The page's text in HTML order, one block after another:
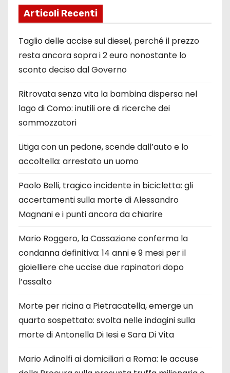
Articoli Recenti
Taglio delle accise sul diesel, perché il prezzo
resta ancora sopra i 2 euro nonostante lo
sconto deciso dal Governo
Ritrovata senza vita la bambina dispersa nel
lago di Como: inutili ore di ricerche dei
sommozzatori
Litiga con un pedone, scende dall’auto e lo
accoltella: arrestato un uomo
Paolo Belli, tragico incidente in bicicletta: gli
accertamenti sulla morte di Alessandro
Magnani e i punti ancora da chiarire
Mario Roggero, la Cassazione conferma la
condanna definitiva: 14 anni e 9 mesi per il
gioielliere che uccise due rapinatori dopo
l’assalto
Morte per ricina a Pietracatella, emerge un
quarto sospettato: svolta nelle indagini sulla
morte di Antonella Di Iesi e Sara Di Vita
Mario Adinolfi ai domiciliari a Roma: le accuse